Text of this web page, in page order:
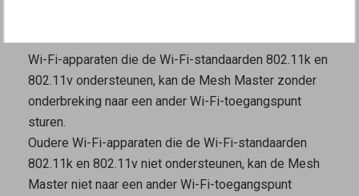
Wi-Fi-apparaten die de Wi-Fi-standaarden 802.11k en
802.11v ondersteunen, kan de Mesh Masterzonder
onderbreking naar een ander Wi-Fi-toegangspunt
sturen.
Oudere Wi-Fi-apparaten die de Wi-Fi-standaarden
802.11k en 802.11v niet ondersteunen, kan de Mesh
Masterniet naar een ander Wi-Fi-toegangspunt